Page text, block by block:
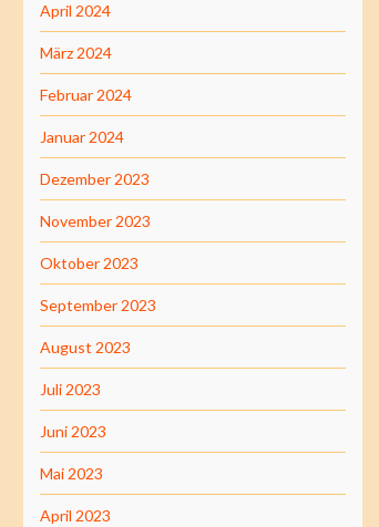
April 2024
März 2024
Februar 2024
Januar 2024
Dezember 2023
November 2023
Oktober 2023
September 2023
August 2023
Juli 2023
Juni 2023
Mai 2023
April 2023